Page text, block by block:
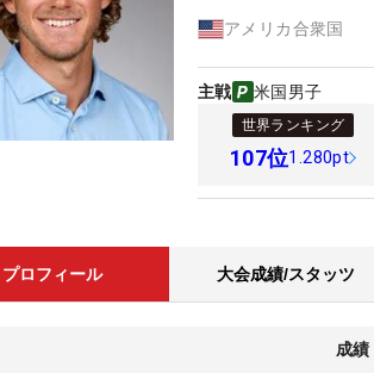
アメリカ合衆国
主戦 米国男子
世界ランキング
107位1.280pt
プロフィール 大会成績/スタッツ
成績